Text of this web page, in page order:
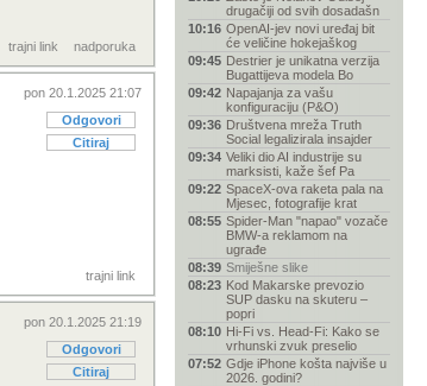
trajni link nadporuka
pon 20.1.2025 21:07
Odgovori
Citiraj
trajni link
pon 20.1.2025 21:19
Odgovori
Citiraj
drugačiji od svih dosadašn
10:16 OpenAI-jev novi uređaj bit
će veličine hokejaškog
09:45 Destrier je unikatna verzija
Bugattijeva modela Bo
09:42 Napajanja za vašu
konfiguraciju (P&O)
09:36 Društvena mreža Truth
Social legalizirala insajder
09:34 Veliki dio AI industrije su
marksisti, kaže šef Pa
09:22 SpaceX-ova raketa pala na
Mjesec, fotografije krat
08:55 Spider-Man "napao" vozače
BMW-a reklamom na
ugrađe
08:39 Smiješne slike
08:23 Kod Makarske prevozio
SUP dasku na skuteru –
popri
08:10 Hi-Fi vs. Head-Fi: Kako se
vrhunski zvuk preselio
07:52 Gdje iPhone košta najviše u
2026. godini?